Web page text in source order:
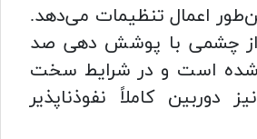
اعمال تنظیمات می‌دهد.
از چشمی با پوشش دهی صد
است و در شرایط سخت
دوربین کاملاً نفوذناپذیر